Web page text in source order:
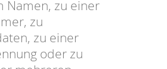
Namen, zu einer
zu
zu einer
oder zu